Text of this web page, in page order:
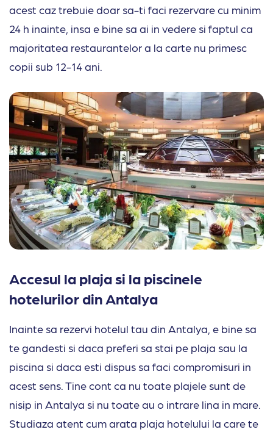
acest caz trebuie doar sa-ti faci rezervare cu minim
24 h inainte, insa e bine sa ai in vedere si faptul ca
majoritatea restaurantelor a la carte nu primesc
copii sub 12-14 ani.
Accesul la plaja si la piscinele
hotelurilor din Antalya
Inainte sa rezervi hotelul tau din Antalya, e bine sa
te gandesti si daca preferi sa stai pe plaja sau la
piscina si daca esti dispus sa faci compromisuri in
acest sens. Tine cont ca nu toate plajele sunt de
nisip in Antalya si nu toate au o intrare lina in mare.
Studiaza atent cum arata plaja hotelului la care te